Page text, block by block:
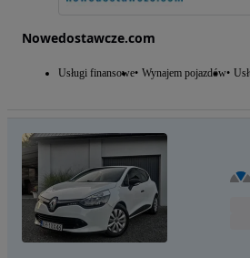
Nowedostawcze.com
Usługi finansowe Wynajem pojazdów